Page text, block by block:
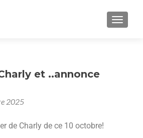
et ..annonce
2025
de Charly de ce 10 octobre!